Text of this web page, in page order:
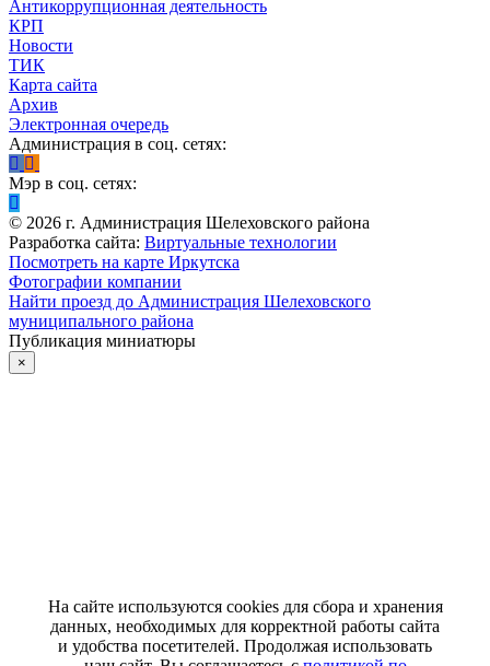
Антикоррупционная деятельность
КРП
Новости
ТИК
Карта сайта
Архив
Электронная очередь
Администрация в соц. сетях:
Мэр в соц. сетях:
© 2026 г. Администрация Шелеховского района
Разработка сайта: Виртуальные технологии
Посмотреть на карте Иркутска
Фотографии компании
Найти проезд до Администрация Шелеховского
муниципального района
Публикация миниатюры
×
На сайте используются cookies для сбора и хранения
данных, необходимых для корректной работы сайта
и удобства посетителей. Продолжая использовать